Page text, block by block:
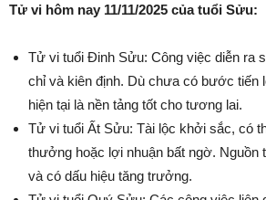
Tử vi hôm nay 11/11/2025 của tuổi Sửu:
Tử vi tuổi Đinh Sửu: Công việc diễn ra
chỉ và kiên định. Dù chưa có bước tiến
hiện tại là nền tảng tốt cho tương lai.
Tử vi tuổi Ất Sửu: Tài lộc khởi sắc, có
thưởng hoặc lợi nhuận bất ngờ. Nguồn
và có dấu hiệu tăng trưởng.